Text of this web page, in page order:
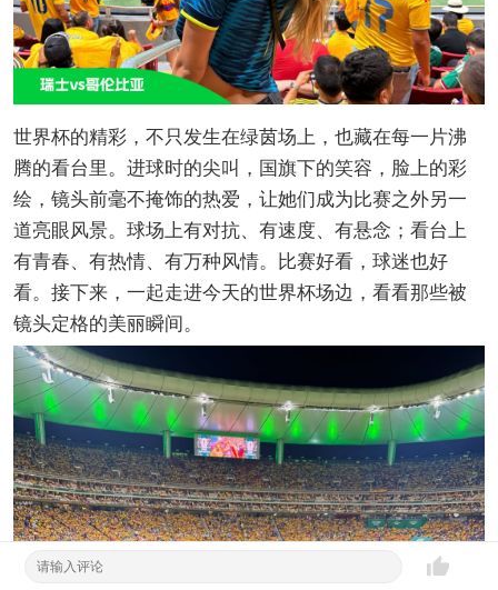
世界杯的精彩，不只发生在绿茵场上，也藏在每一片沸
腾的看台里。进球时的尖叫，国旗下的笑容，脸上的彩
绘，镜头前毫不掩饰的热爱，让她们成为比赛之外另一
道亮眼风景。球场上有对抗、有速度、有悬念；看台上
有青春、有热情、有万种风情。比赛好看，球迷也好
看。接下来，一起走进今天的世界杯场边，看看那些被
镜头定格的美丽瞬间。